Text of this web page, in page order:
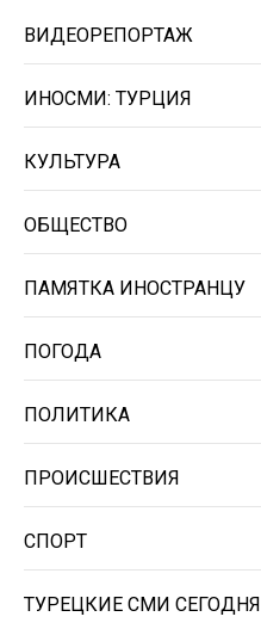
ВИДЕОРЕПОРТАЖ
ИНОСМИ: ТУРЦИЯ
КУЛЬТУРА
ОБЩЕСТВО
ПАМЯТКА ИНОСТРАНЦУ
ПОГОДА
ПОЛИТИКА
ПРОИСШЕСТВИЯ
СПОРТ
ТУРЕЦКИЕ СМИ СЕГОДНЯ